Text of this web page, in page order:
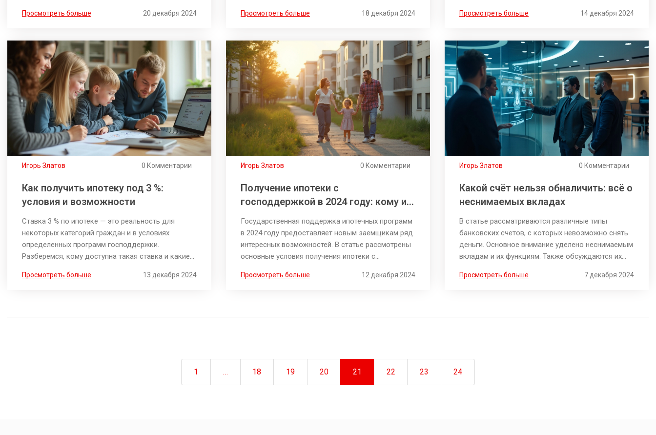
возможностях для студентов, преимуществах и
том, как использовать дополнительные
инструменты, чтобы улучшить свои шансы на
успех. Благодаря полезной информации и советам,
читатели могут сделать первый шаг навстречу
финансовой независимости.
Просмотреть больше 20 декабря 2024
с различными инвестиционными инструментами
подходящий подход к достижению финансовых
целей. Разбираются виды как традиционные, так и
современные, что позволяет каждому выбрать
собственную стратегию.
Просмотреть больше 18 декабря 2024
ваше финансовое благосостояние и помочь в
будут приведены практические советы и
рекомендации для применения правила в
повседневной жизни.
Просмотреть больше 14 декабря 2024
Игорь Златов 0 Комментарии
Как получить ипотеку под 3 %:
условия и возможности
Ставка 3 % по ипотеке — это реальность для
некоторых категорий граждан и в условиях
определенных программ господдержки.
Разберемся, кому доступна такая ставка и какие
Ознакомимся с преимуществами и ограничениями
Просмотреть больше 13 декабря 2024
Игорь Златов 0 Комментарии
Получение ипотеки с
господдержкой в 2024 году: кому и
Государственная поддержка ипотечных программ
в 2024 году предоставляет новым заемщикам ряд
интересных возможностей. В статье рассмотрены
основные условия получения ипотеки с
граждан, наиболее вероятно получающих
как выбрать подходящую программу и избежать
подводных камней.
Просмотреть больше 12 декабря 2024
Игорь Златов 0 Комментарии
Какой счёт нельзя обналичить: всё о
неснимаемых вкладах
В статье рассматриваются различные типы
банковских счетов, с которых невозможно снять
деньги. Основное внимание уделено неснимаемым
вкладам и их функциям. Также обсуждаются их
категорий клиентов. Кроме того, затрагиваются
Просмотреть больше 7 декабря 2024
1 … 18 19 20 21 22 23 24